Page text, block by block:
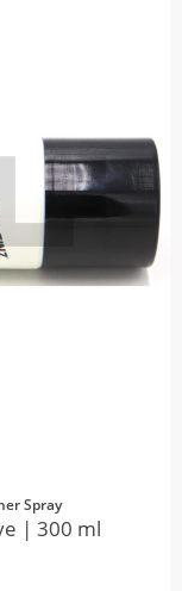
Spray
| 300 ml